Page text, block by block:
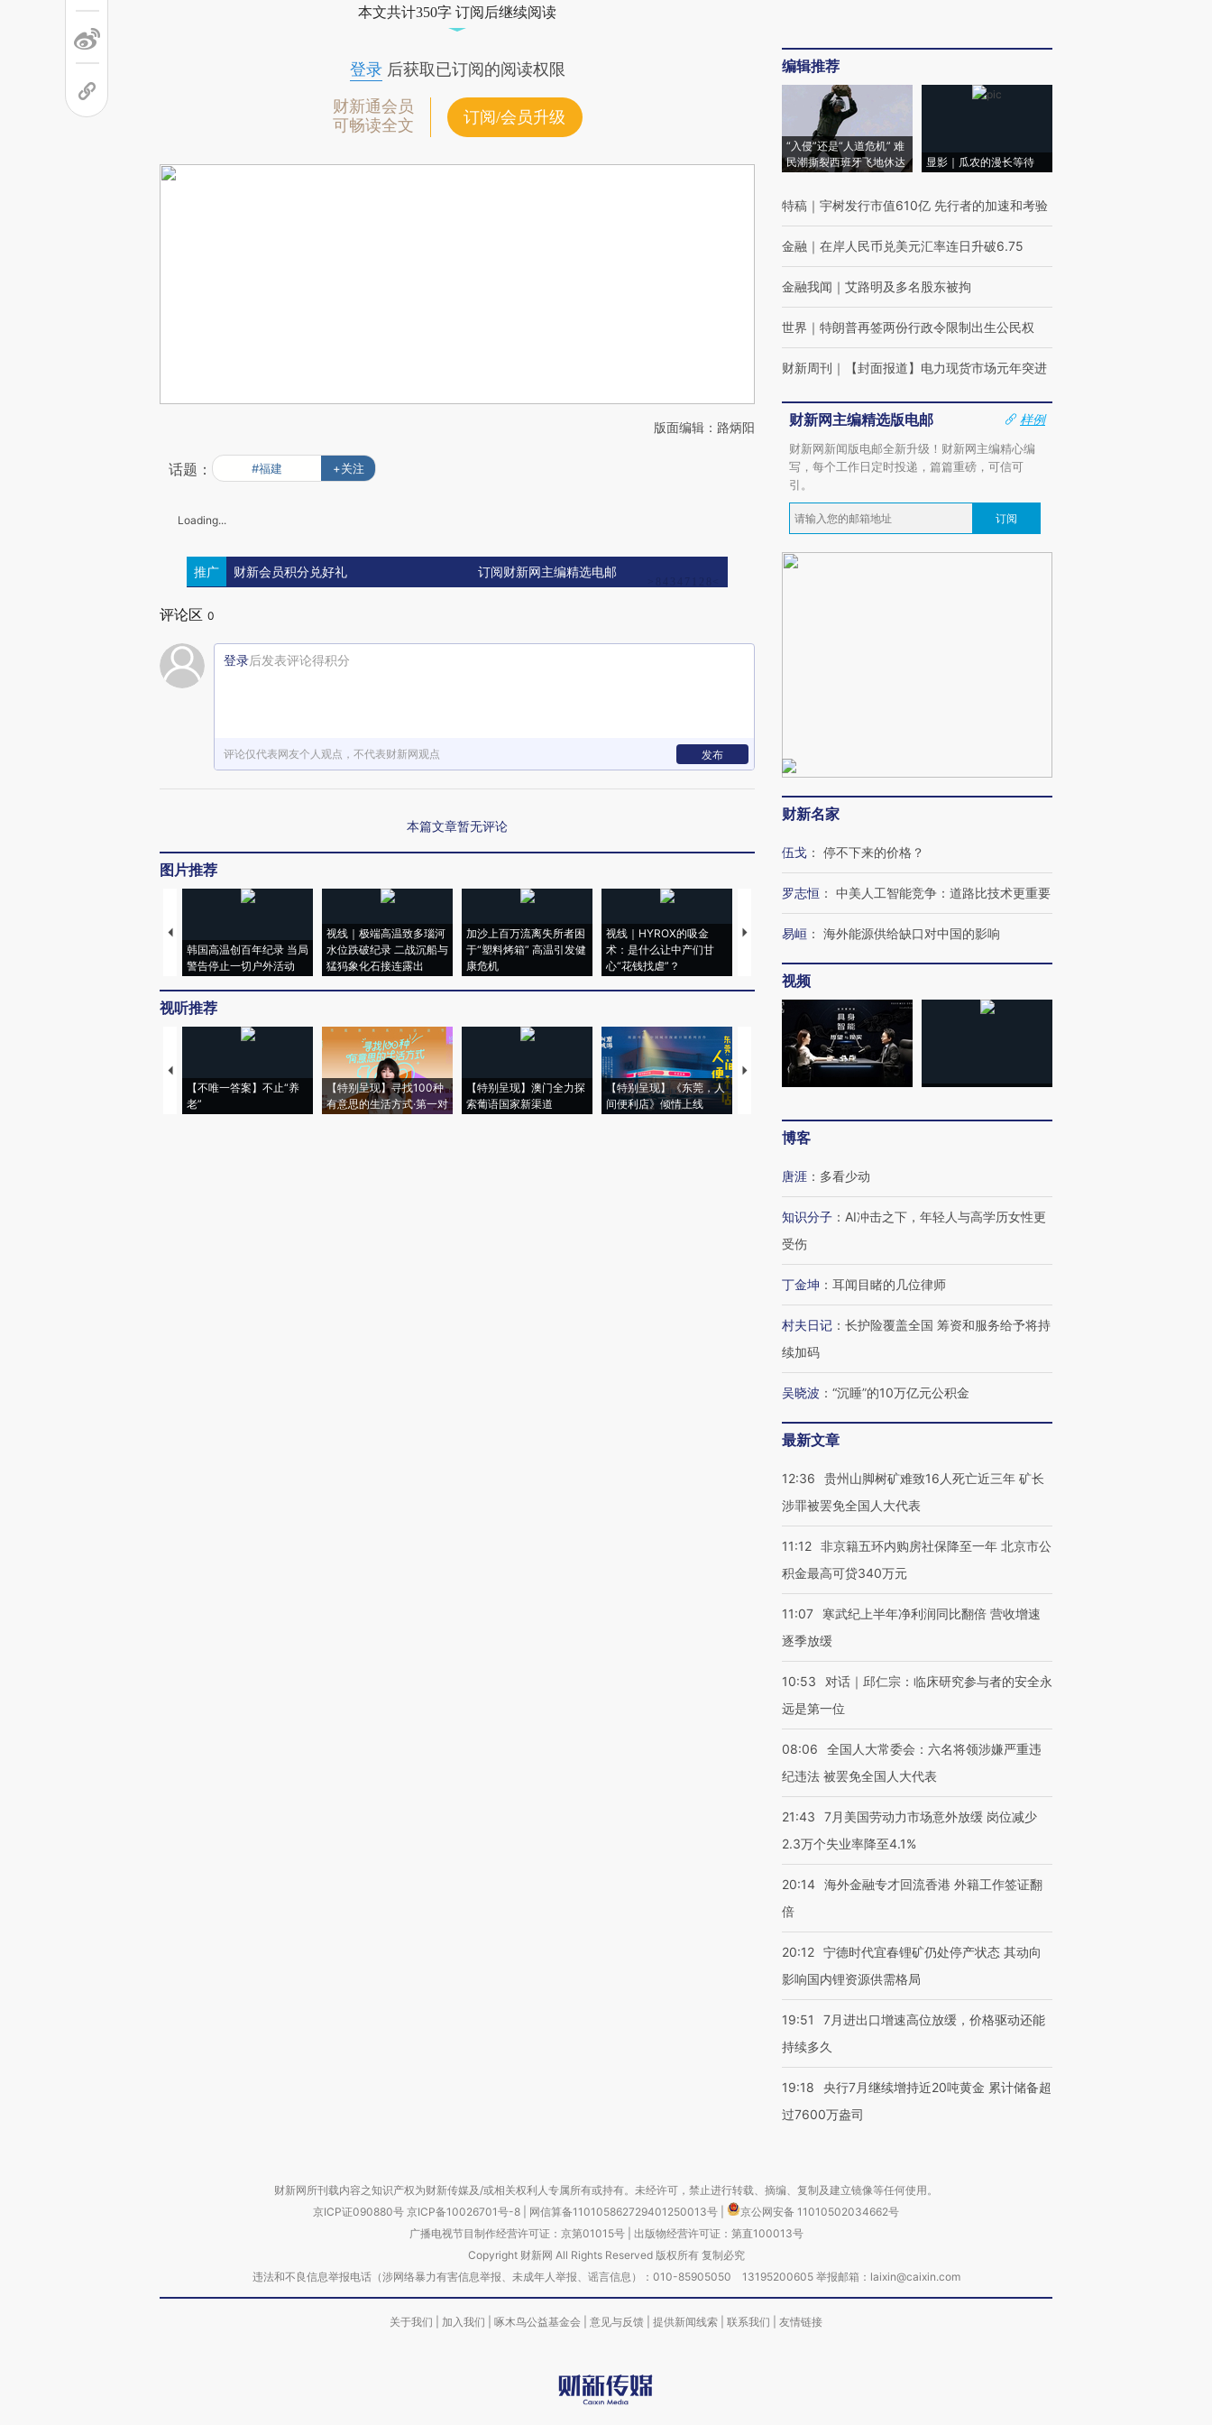
本文共计350字 订阅后继续阅读
登录后获取已订阅的阅读权限
财新通会员
可畅读全文
订阅/会员升级
版面编辑：路炳阳
话题： #福建 +关注
Loading...
推广 财新会员积分兑好礼 订阅财新网主编精选电邮
评论区 0
登录后发表评论得积分
评论仅代表网友个人观点，不代表财新网观点 发布
本篇文章暂无评论
图片推荐
韩国高温创百年纪录 当局
警告停止一切户外活动
视线｜极端高温致多瑙河
水位跌破纪录 二战沉船与
猛犸象化石接连露出
加沙上百万流离失所者困
于“塑料烤箱” 高温引发健
康危机
视线｜HYROX的吸金
术：是什么让中产们甘
心“花钱找虐”？
马航飞行员跨国走私7万
视线｜被称为“蟑螂”的印
育部长拱下台
飞地休达
视听推荐
【不唯一答案】不止“养
老”
【特别呈现】寻找100种
有意思的生活方式·第一对
【特别呈现】澳门全力探
索葡语国家新渠道
【特别呈现】《东莞，人
间便利店》倾情上线
【推广】走进第四届链博
会，让数智科技“链”接产
【特别呈现】寻找100种
CFO：不靠规模取胜，华
编辑推荐
“入侵”还是“人道危机” 难
民潮撕裂西班牙飞地休达
显影｜瓜农的漫长等待
特稿 ｜ 宇树发行市值610亿 先行者的加速和考验
金融 ｜ 在岸人民币兑美元汇率连日升破6.75
金融我闻 ｜ 艾路明及多名股东被拘
世界 ｜ 特朗普再签两份行政令限制出生公民权
财新周刊 ｜ 【封面报道】电力现货市场元年突进
财新网主编精选版电邮
样例
财新网新闻版电邮全新升级！财新网主编精心编
写，每个工作日定时投递，篇篇重磅，可信可
引。
订阅
财新名家
伍戈 ： 停不下来的价格？
罗志恒 ： 中美人工智能竞争：道路比技术更重要
易峘 ： 海外能源供给缺口对中国的影响
视频
博客
唐涯 ： 多看少动
知识分子 ： AI冲击之下，年轻人与高学历女性更
受伤
丁金坤 ： 耳闻目睹的几位律师
村夫日记 ： 长护险覆盖全国 筹资和服务给予将持
续加码
吴晓波 ： “沉睡”的10万亿元公积金
最新文章
12:36
贵州山脚树矿难致16人死亡近三年 矿长
涉罪被罢免全国人大代表
11:12 非京籍五环内购房社保降至一年 北京市公
积金最高可贷340万元
11:07
寒武纪上半年净利润同比翻倍 营收增速
逐季放缓
10:53
对话｜邱仁宗：临床研究参与者的安全永
远是第一位
08:06
全国人大常委会：六名将领涉嫌严重违
纪违法 被罢免全国人大代表
21:43
7月美国劳动力市场意外放缓 岗位减少
2.3万个失业率降至4.1%
20:14 海外金融专才回流香港 外籍工作签证翻
倍
20:12 宁德时代宜春锂矿仍处停产状态 其动向
影响国内锂资源供需格局
19:51
7月进出口增速高位放缓，价格驱动还能
持续多久
19:18
央行7月继续增持近20吨黄金 累计储备超
过7600万盎司
财新网所刊载内容之知识产权为财新传媒及/或相关权利人专属所有或持有。未经许可，禁止进行转载、摘编、复制及建立镜像等任何使用。
京ICP证090880号 京ICP备10026701号-8 网信算备110105862729401250013号
京公网安备 11010502034662号
广播电视节目制作经营许可证：京第01015号| 出版物经营许可证：第直100013号
Copyright 财新网 All Rights Reserved 版权所有 复制必究
违法和不良信息举报电话（涉网络暴力有害信息举报、未成年人举报、谣言信息）：010-85905050 13195200605 举报邮箱：laixin@caixin.com
关于我们 加入我们 啄木鸟公益基金会 意见与反馈 提供新闻线索 联系我们 友情链接